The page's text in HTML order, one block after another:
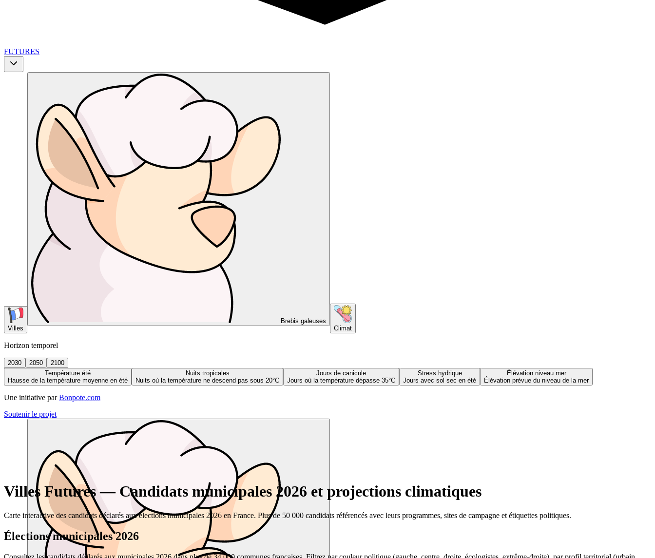
FUTURES
Villes
Brebis galeuses
Climat
Horizon temporel
2030 2050
2100
Température été
Hausse de la température moyenne en été
Nuits tropicales
Nuits où la température ne descend pas sous 20°C
Jours de canicule
Jours où la température dépasse 35°C
Stress hydrique
Jours avec sol sec en été
Élévation niveau mer
Élévation prévue du niveau de la mer
Une initiative par Bonpote.com
Soutenir le projet
Villes Futures — Candidats municipales 2026 et projections climatiques
Carte interactive des candidats déclarés aux élections municipales 2026 en France. Plus de 50 000 candidats référencés avec leurs programmes, sites de campagne et étiquettes politiques.
Élections municipales 2026